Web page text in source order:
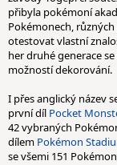
přibyla pokémoní
Pokémonech,
otestovat vlastní
her druhé generace
možností dekorování.
I přes anglický název
první díl Pocket
42 vybraných
dílem Pokémon
se všemi 151